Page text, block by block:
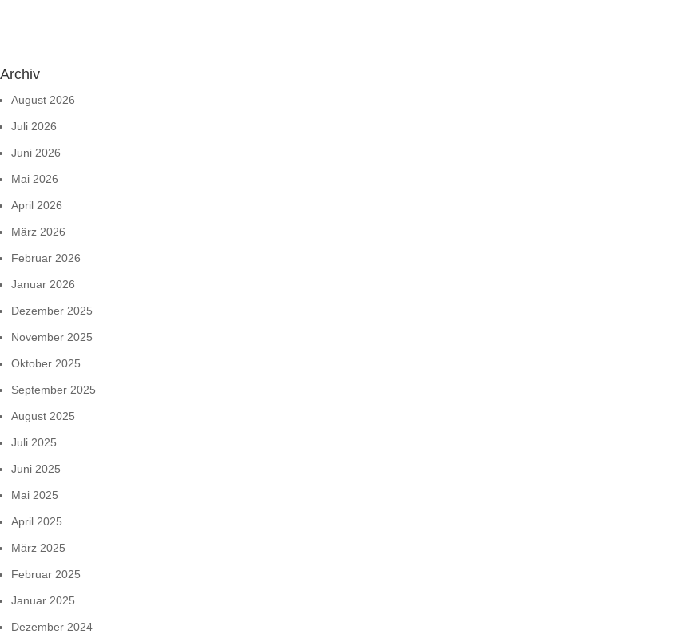
Archiv
August 2026
Juli 2026
Juni 2026
Mai 2026
April 2026
März 2026
Februar 2026
Januar 2026
Dezember 2025
November 2025
Oktober 2025
September 2025
August 2025
Juli 2025
Juni 2025
Mai 2025
April 2025
März 2025
Februar 2025
Januar 2025
Dezember 2024